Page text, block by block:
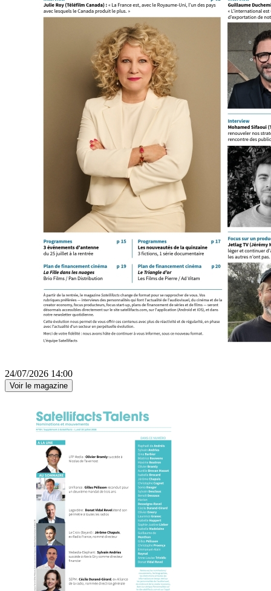
24/07/2026 14:00
Voir le magazine